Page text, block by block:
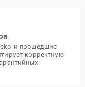
и прошедшие
корректную